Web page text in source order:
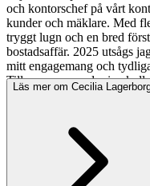
och kontorschef på vårt
kunder och mäklare. Med
tryggt lugn och en bred
bostadsaffär. 2025 utsågs
mitt engagemang och
Tillsammans med mina
bostad eller hitta ditt nästa
Läs mer om Cecilia